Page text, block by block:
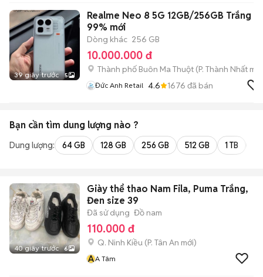
39 giây trước 5
Realme Neo 8 5G 12GB/256GB Trắng
99% mới
Dòng khác 256 GB
10.000.000 đ
Thành phố Buôn Ma Thuột (P. Thành Nhất
Đức Anh Retail 4.6 1676 đã bán
Bạn cần tìm dung lượng nào ?
Dung lượng: 64 GB 128 GB 256 GB 512 GB 1 TB
40 giây trước 6
Giày thể thao Nam Fila, Puma Trắng,
Đen size 39
Đã sử dụng Đồ nam
110.000 đ
Q. Ninh Kiều (P. Tân An mới)
AA Tâm